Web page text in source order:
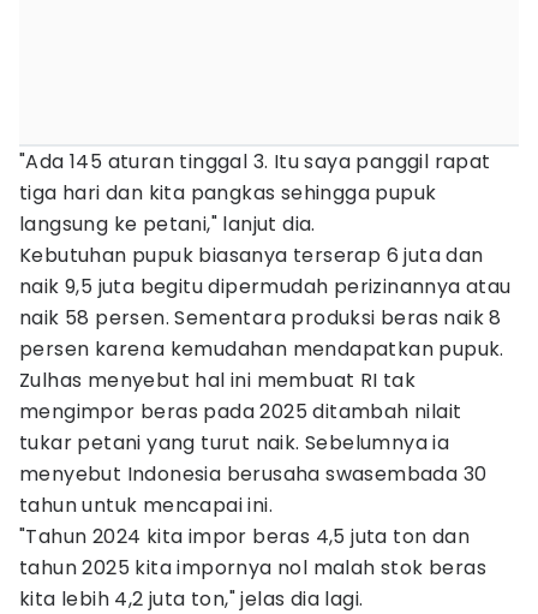
"Ada 145 aturan tinggal 3. Itu saya panggil rapat
tiga hari dan kita pangkas sehingga pupuk
langsung ke petani," lanjut dia.
Kebutuhan pupuk biasanya terserap 6 juta dan
naik 9,5 juta begitu dipermudah perizinannya atau
naik 58 persen. Sementara produksi beras naik 8
persen karena kemudahan mendapatkan pupuk.
Zulhas menyebut hal ini membuat RI tak
mengimpor beras pada 2025 ditambah nilait
tukar petani yang turut naik. Sebelumnya ia
menyebut Indonesia berusaha swasembada 30
tahun untuk mencapai ini.
"Tahun 2024 kita impor beras 4,5 juta ton dan
tahun 2025 kita impornya nol malah stok beras
kita lebih 4,2 juta ton," jelas dia lagi.